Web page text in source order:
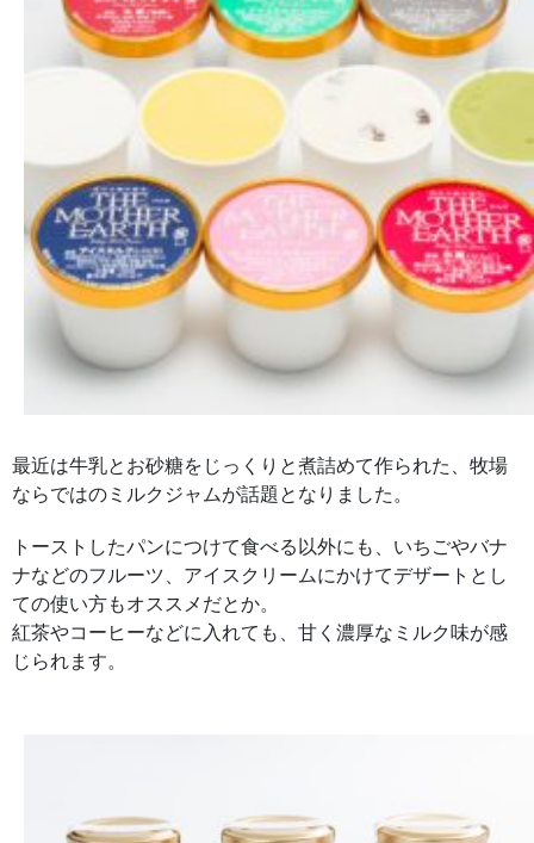
最近は牛乳とお砂糖をじっくりと煮詰めて作られた、牧場
ならではのミルクジャムが話題となりました。
トーストしたパンにつけて食べる以外にも、いちごやバナ
ナなどのフルーツ、アイスクリームにかけてデザートとし
ての使い方もオススメだとか。
紅茶やコーヒーなどに入れても、甘く濃厚なミルク味が感
じられます。